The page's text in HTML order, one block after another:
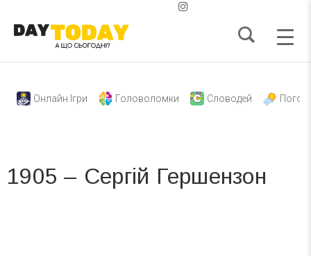
Онлайн Ігри Головоломки Словодей
1905 – Сергій Гершензон